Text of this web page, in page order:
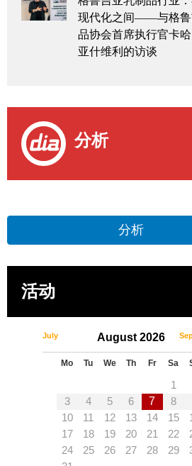
现代化之间——与格鲁
品协会首席执行官卡
亚什维利的访谈
分析
分析
活动
July August 2026
Mo Tu We Th Fr Sa
1
3
4 5 6 7 8
10
11 12 13 14 15
17
18 19 20 21 22
24
25 26 27 28 29